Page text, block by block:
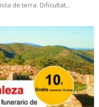
de terra. Dificultat...